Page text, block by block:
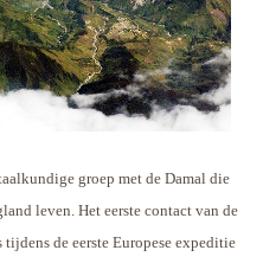
groep met de Damal die
leven. Het eerste contact van de
de eerste Europese expeditie